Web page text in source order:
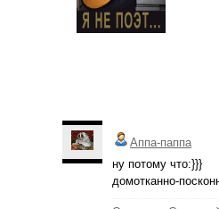
Аппа-паппа
ну потому что:}}}
домотканно-